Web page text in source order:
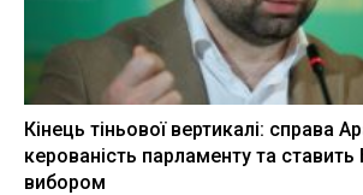
Кінець тіньової вертикалі: справа
керованість парламенту та
вибором